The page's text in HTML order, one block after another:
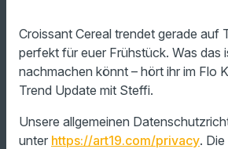
play_arrow
00:00
Croissant Cereal trendet gerade auf
perfekt für euer Frühstück. Was das
nachmachen könnt – hört ihr im Flo
Trend Update mit Steffi.
Unsere allgemeinen
unter https://art19.com/privacy. Die